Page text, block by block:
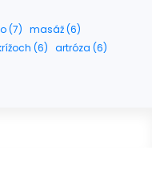
(7) masáž (6)
(6) artróza (6)